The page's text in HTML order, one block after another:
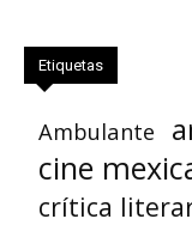
Etiquetas
Ambulante
cine
crítica